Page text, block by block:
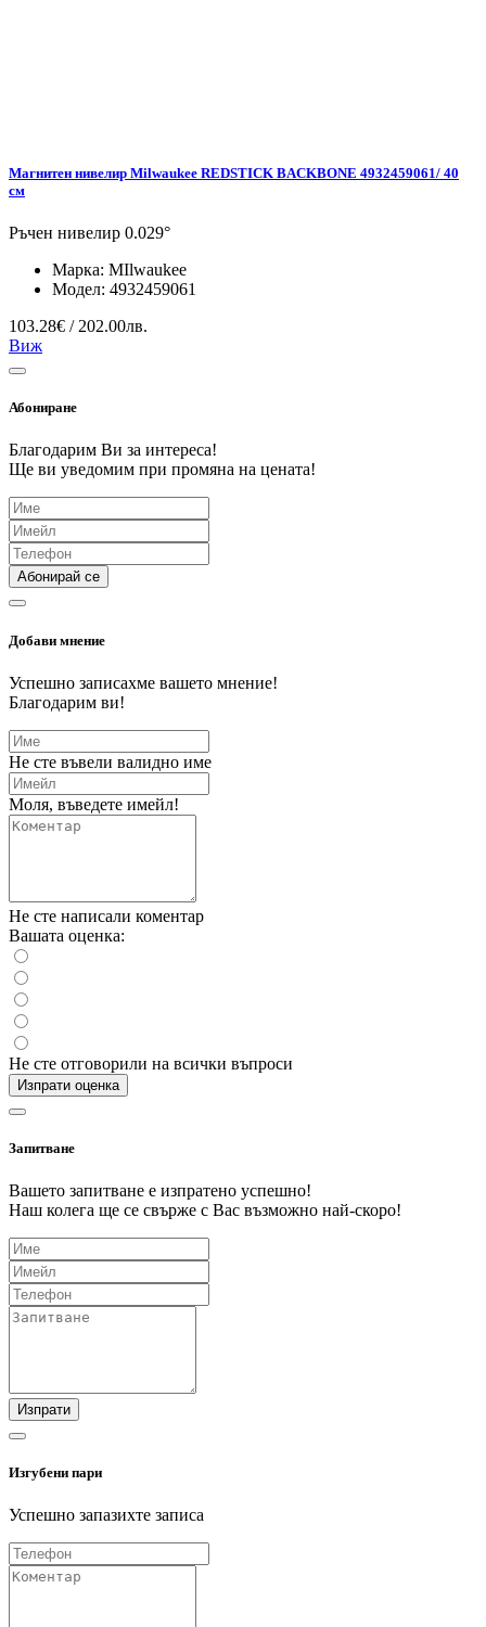
Магнитен нивелир Milwaukee REDSTICK BACKBONE 4932459061/ 40
см
Ръчен нивелир 0.029°
Марка: MIlwaukee
Модел: 4932459061
103.28€ / 202.00лв.
Виж
Абониране
Благодарим Ви за интереса!
Ще ви уведомим при промяна на цената!
Абонирай се
Добави мнение
Успешно записахме вашето мнение!
Благодарим ви!
Не сте въвели валидно име
Моля, въведете имейл!
Не сте написали коментар
Вашата оценка:
Не сте отговорили на всички въпроси
Изпрати оценка
Запитване
Вашето запитване е изпратено успешно!
Наш колега ще се свърже с Вас възможно най-скоро!
Изпрати
Изгубени пари
Успешно запазихте записа